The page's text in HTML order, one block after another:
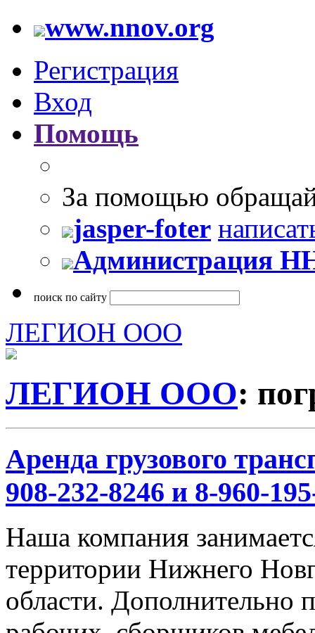
www.nnov.org
Регистрация
Вход
Помощь
За помощью
jasper-foter
Администрация
поиск по сайту
ЛЕГИОН ООО
ЛЕГИОН ООО:
Аренда грузового
908-232-8246 и 8-960-
Наша компания
территории Нижнего
области. Дополнительно